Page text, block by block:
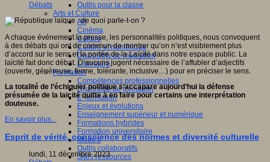
Outils pour la classe
Arts et Culture
Art
Cinéma
Culture
Culture et numérique
Dispositifs de médiation
Littérature
Formation
Compétences professionnelles
Dispositifs de formation
E- formation
Enjeux et évolutions
Enseignement supérieur et numérique
Formations hybrides
Formation universitaire
Mooc’s
Outils collaboratifs
Sites ressources
Débats
A chaque événement la presse, les personnalités politiques, nous convoquent
à des débats qui ont de commun de montrer qu’on n’est visiblement plus
d’accord sur le sens et la portée de la Laïcité dans notre espace public. La
laïcité fait donc débat. D’aucuns jugent nécessaire de l’affubler d’adjectifs
(ouverte, généreuse, ferme, tolérante, inclusive…) pour en préciser le sens.
La totalité de l’échiquier politique s’accapare aujourd’hui la défense
présumée de la laïcité quitte à en faire pour certains une interprétation
douteuse.
En savoir plus...
Esprit de vérité, conscience des normes et diversité culturelle
lundi, 11 décembre 2023